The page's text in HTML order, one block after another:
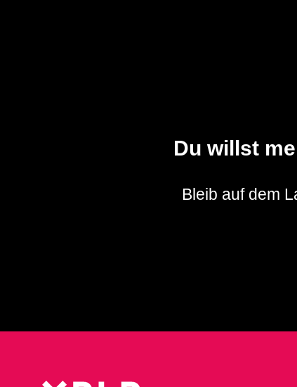
Du willst
Bleib auf dem